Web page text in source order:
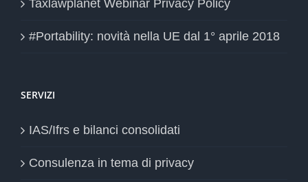
Taxlawplanet Webinar Privacy Policy
#Portability: novità nella UE dal 1° aprile 2018
SERVIZI
IAS/Ifrs e bilanci consolidati
Consulenza in tema di privacy